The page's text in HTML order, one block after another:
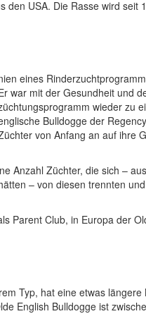
den USA. Die Rasse wird seit
eines
war mit der Gesundheit und
wieder zu
Bulldogge der
von Anfang an auf ihre
Anzahl Züchter, die sich –
– von diesen trennten
Parent Club, in Europa der
Typ, hat eine etwas längere
English Bulldogge ist